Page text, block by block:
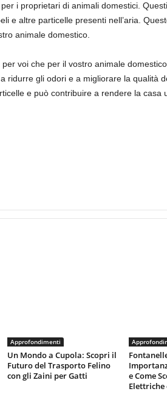
i proprietari di animali domestici.
e altre particelle presenti nell’aria.
animale domestico.
voi che per il vostro animale
ridurre gli odori e a migliorare la qualità
e può contribuire a rendere la
Approfondimenti
Un Mondo a Cupola: Scopri il
Futuro del Trasporto Felino
con gli Zaini per Gatti
e Come
Elettriche